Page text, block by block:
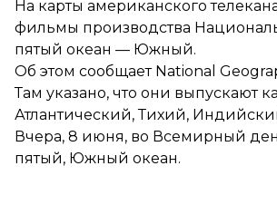
На карты американского
фильмы производства
пятый океан — Южный.
Об этом сообщаетNational
Там указано, что они выпускают
Атлантический, Тихий,
Вчера, 8 июня, во Всемирный
пятый, Южный океан.